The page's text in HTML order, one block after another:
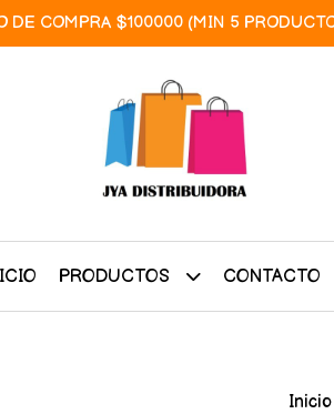
DE COMPRA $100000 (MIN 5
PRODUCTOS CONTACTO
Inicio